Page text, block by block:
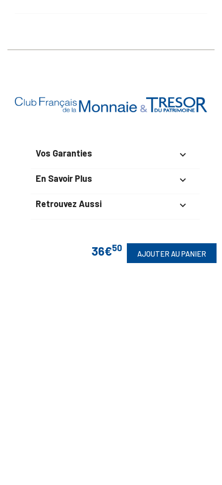
36€50
AJOUTER AU PANIER
Vos Garanties 
En Savoir Plus 
Retrouvez Aussi 
Suivez-Nous